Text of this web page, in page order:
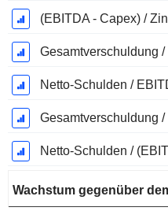
(EBITDA - Capex) /
Gesamtverschuldung
Netto-Schulden /
Gesamtverschuldung
Netto-Schulden /
Wachstum gegenüber